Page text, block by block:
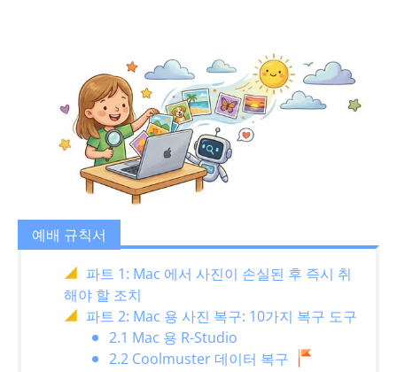
예배 규칙서
파트 1: Mac 에서 사진이 손실된 후 즉시 취
해야 할 조치
파트 2: Mac 용 사진 복구: 10가지 복구 도구
2.1 Mac 용 R-Studio
2.2 Coolmuster 데이터 복구